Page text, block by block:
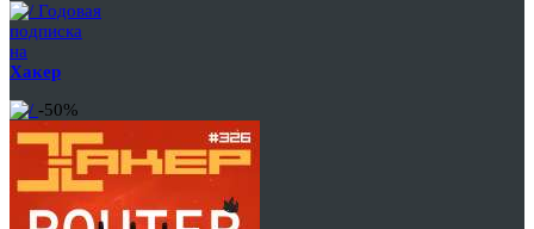
Годовая
подписка
на
Хакер
-50%